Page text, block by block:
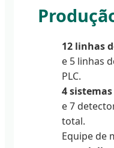
12 linhas
e 5 linhas
PLC.
4
e 7
total.
Equipe de